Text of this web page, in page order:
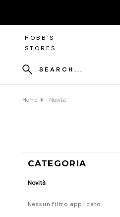
HOBB'S
STORES
SEARCH...
Home Novità
CATEGORIA
Novità
Nessun filtro applicato